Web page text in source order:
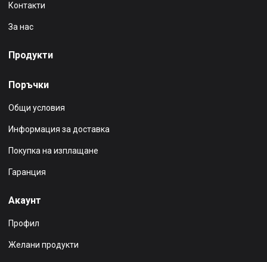
Контакти
За нас
Продукти
Поръчки
Общи условия
Информация за доставка
Покупка на изплащане
Гаранция
Акаунт
Профил
Желани продукти